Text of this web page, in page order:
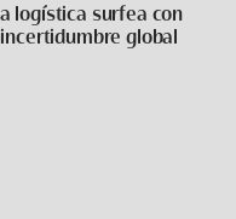
logística surfea con
global